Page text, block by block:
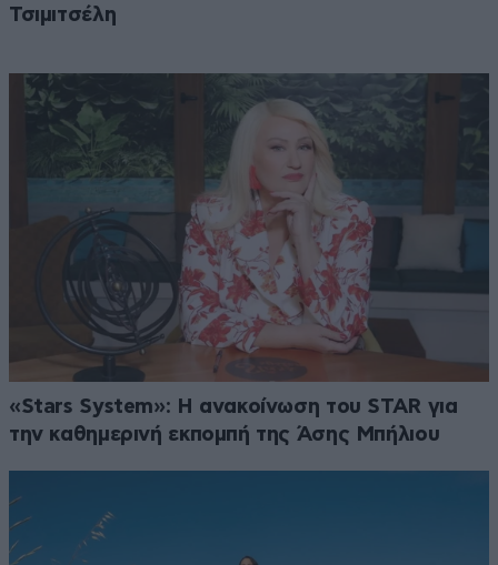
Τσιμιτσέλη
«Stars System»: Η ανακοίνωση του STAR για
την καθημερινή εκπομπή της Άσης Μπήλιου